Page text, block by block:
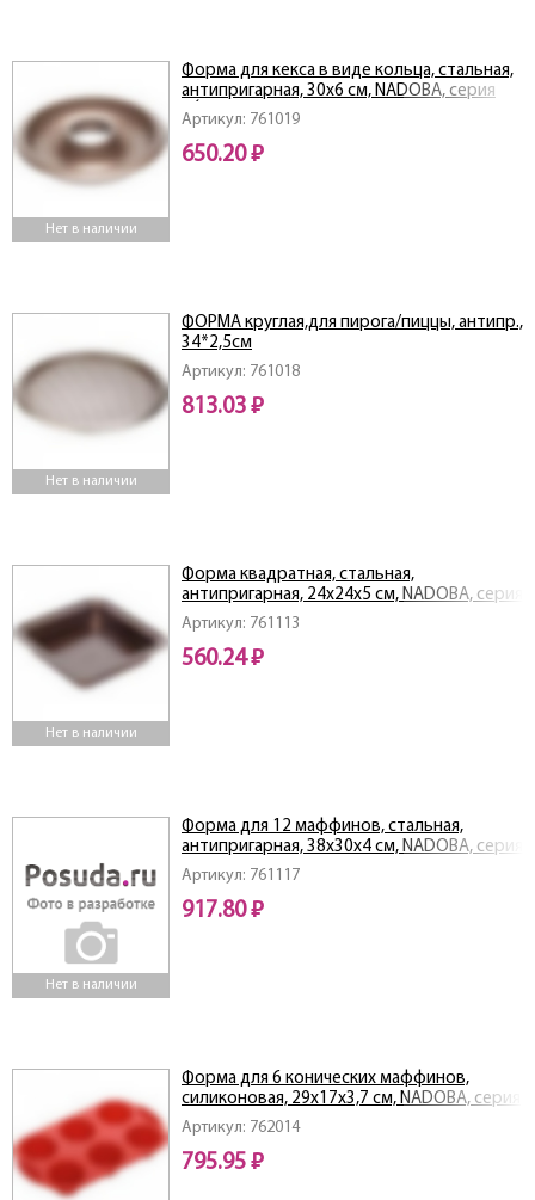
Нет в наличии
Артикул: 761019
Форма для кекса в виде кольца, стальная,
антипригарная, 30x6 см, NADOBA, серия
RÁDA
650.20 ₽
Нет в наличии
Артикул: 761018
ФОРМА круглая,для пирога/пиццы, антипр.,
34*2,5см
813.03 ₽
Нет в наличии
Артикул: 761113
Форма квадратная, стальная,
антипригарная, 24х24х5 см, NADOBA, серия
LIBA
560.24 ₽
Нет в наличии
Артикул: 761117
Форма для 12 маффинов, стальная,
антипригарная, 38х30х4 см, NADOBA, серия
LIBA
917.80 ₽
Артикул: 762014
Форма для 6 конических маффинов,
силиконовая, 29x17x3,7 см, NADOBA, серия
MILA
795.95 ₽